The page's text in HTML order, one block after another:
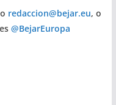
redaccion@bejar.eu, o
@BejarEuropa